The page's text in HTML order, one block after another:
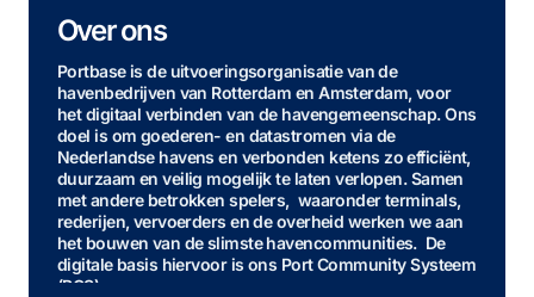
Over ons
Portbase is de uitvoeringsorganisatie van de
havenbedrijven van Rotterdam en Amsterdam, voor
het digitaal verbinden van de havengemeenschap. Ons
doel is om goederen- en datastromen via de
Nederlandse havens en verbonden ketens zo efficiënt,
duurzaam en veilig mogelijk te laten verlopen. Samen
met andere betrokken spelers, waaronder terminals,
rederijen, vervoerders en de overheid werken we aan
het bouwen van de slimste havencommunities. De
digitale basis hiervoor is ons Port Community Systeem
(PCS).